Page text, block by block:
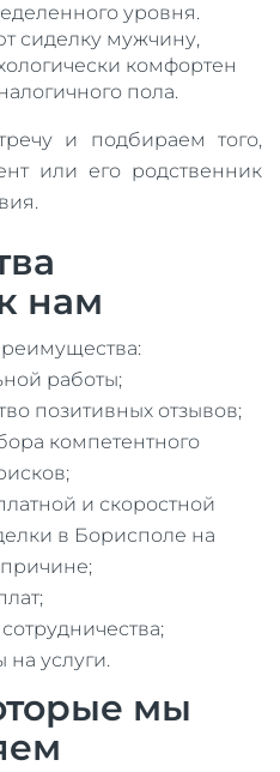
уровня.
сиделку мужчину,
комфортен
пола.
и подбираем того,
или его родственник
нам
работы;
позитивных отзывов;
компетентного
и скоростной
в Борисполе на
на услуги.
мы